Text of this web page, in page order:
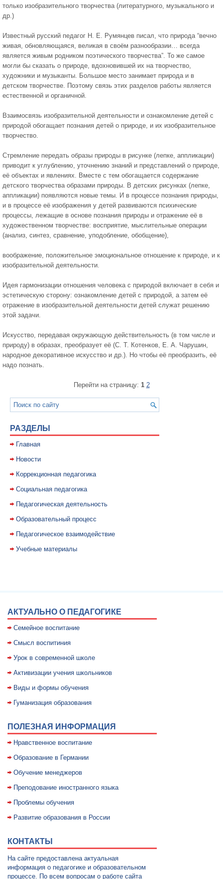
только изобразительного творчества (литературного, музыкального и
др.)
Известный русский педагог Н. Е. Румянцев писал, что природа “вечно
живая, обновляющаяся, великая в своём разнообразии… всегда
является живым родником поэтического творчества”. То же самое
могли бы сказать о природе, вдохновившей их на творчество,
художники и музыканты. Большое место занимает природа и в
детском творчестве. Поэтому связь этих разделов работы является
естественной и органичной.
Взаимосвязь изобразительной деятельности и ознакомление детей с
природой обогащает познания детей о природе, и их изобразительное
творчество.
Стремление передать образы природы в рисунке (лепке, аппликации)
приводит к углублению, уточнению знаний и представлений о природе,
её объектах и явлениях. Вместе с тем обогащается содержание
детского творчества образами природы. В детских рисунках (лепке,
аппликации) появляются новые темы. И в процессе познания природы,
и в процессе её изображения у детей развиваются психические
процессы, лежащие в основе познания природы и отражение её в
художественном творчестве: восприятие, мыслительные операции
(анализ, синтез, сравнение, уподобление, обобщение),
воображение, положительное эмоциональное отношение к природе, и к
изобразительной деятельности.
Идея гармонизации отношения человека с природой включает в себя и
эстетическую сторону: ознакомление детей с природой, а затем её
отражение в изобразительной деятельности детей служат решению
этой задачи.
Искусство, передавая окружающую действительность (в том числе и
природу) в образах, преобразует её (С. Т. Котенков, Е. А. Чарушин,
народное декоративное искусство и др.). Но чтобы её преобразить, её
надо познать.
Перейти на страницу: 1 2
РАЗДЕЛЫ
Главная
Новости
Коррекционная педагогика
Социальная педагогика
Педагогическая деятельность
Образовательный процесс
Педагогическое взаимодействие
Учебные материалы
АКТУАЛЬНО О ПЕДАГОГИКЕ
Семейное воспитание
Смысл воспитиния
Уpок в совpеменной школе
Активизации учения школьников
Виды и формы обучения
Гуманизация образования
ПОЛЕЗНАЯ ИНФОРМАЦИЯ
Нравственное воспитание
Образование в Германии
Обучение менеджеров
Преподование иностранного языка
Проблемы обучения
Развитие образования в России
КОНТАКТЫ
На сайте предоставлена актуальная
информация о педагогике и образовательном
процессе. По всем вопросам о работе сайта